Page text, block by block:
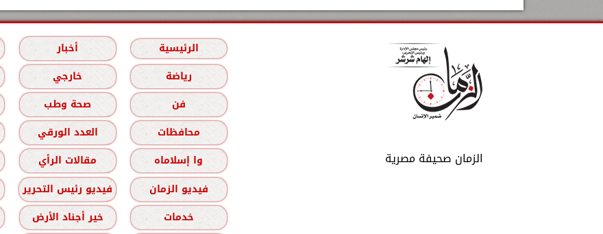
الزمان صحيفة مصرية
الرئيسية أخبار
رياضة
خارجي
فن
صحة وطب
محافظات
العدد الورقي
وا إسلاماه
مقالات الرأي
فيديو الزمان
فيديو رئيس التحرير
خدمات
خير أجناد الأرض